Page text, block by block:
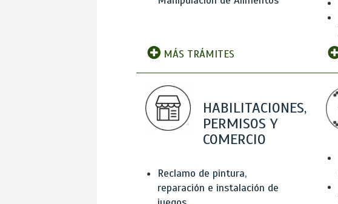
MÁS TRÁMITES
HABILITACIONES,
PERMISOS Y
COMERCIO
Reclamo de pintura,
reparación e instalación de